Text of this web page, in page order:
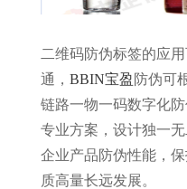
二维码防伪标签的应
通， BBIN宝盈 防伪可
链路一物一码数字化
专业方案，设计独一
企业产品防伪性能，
质高量长远发展。